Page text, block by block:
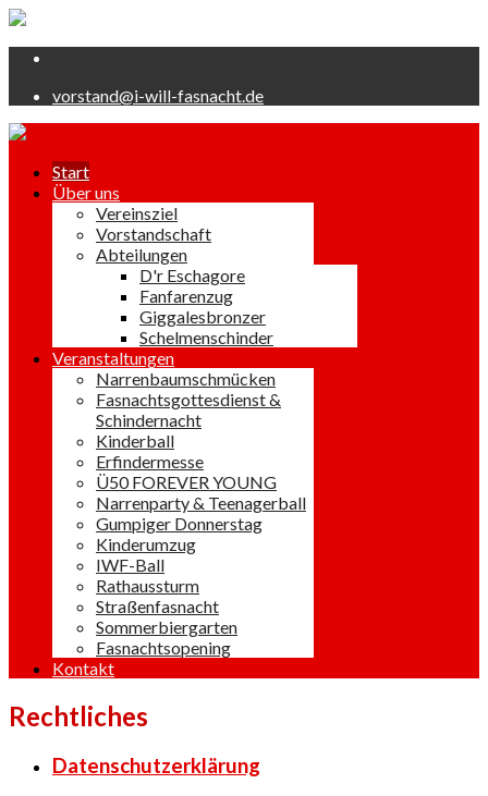
vorstand@i-will-fasnacht.de
Start
Über uns
Vereinsziel
Vorstandschaft
Abteilungen
D'r Eschagore
Fanfarenzug
Giggalesbronzer
Schelmenschinder
Veranstaltungen
Narrenbaumschmücken
Fasnachtsgottesdienst &
Schindernacht
Kinderball
Erfindermesse
Ü50 FOREVER YOUNG
Narrenparty & Teenagerball
Gumpiger Donnerstag
Kinderumzug
IWF-Ball
Rathaussturm
Straßenfasnacht
Sommerbiergarten
Fasnachtsopening
Kontakt
Rechtliches
Datenschutzerklärung